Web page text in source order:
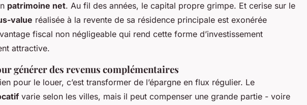
patrimoine net. Au fil des années, le capital propre grimpe. Et cerise sur le
value réalisée à la revente de sa résidence principale est exonérée
fiscal non négligeable qui rend cette forme d’investissement
attractive.
générer des revenus complémentaires
pour le louer, c’est transformer de l’épargne en flux régulier. Le
varie selon les villes, mais il peut compenser une grande partie - voire